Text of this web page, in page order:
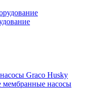
Graco Husky